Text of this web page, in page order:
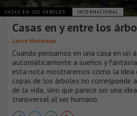
CASAS EN LOS ÁRBOLES INTERNACIONAL
Casas en y entre los
Laura Munizaga
Cuando pensamos en una casa en un
automáticamente a sueños y
esta nota mostraremos cómo la idea
copas de los árboles no corresponde
de la vida, sino que parece ser una
transversal al ser humano.